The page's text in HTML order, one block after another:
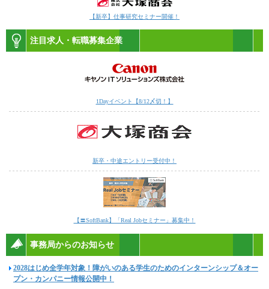
【新卒】仕事研究セミナー開催！
注目求人・転職募集企業
1Dayイベント【8/12〆切！】
新卒・中途エントリー受付中！
【〓SoftBank】「Real Jobセミナー」募集中！
事務局からのお知らせ
2028はじめ全学年対象！障がいのある学生のためのインターンシップ＆オー
プン・カンパニー情報公開中！